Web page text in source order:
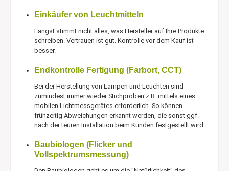
Einkäufer von Leuchtmitteln
Längst stimmt nicht alles, was Hersteller auf Ihre Produkte
schreiben. Vertrauen ist gut. Kontrolle vor dem Kauf ist
besser.
Endkontrolle Fertigung (Farbort, CCT)
Bei der Herstellung von Lampen und Leuchten sind
zumindest immer wieder Stichproben z.B. mittels eines
mobilen Lichtmessgerätes erforderlich. So können
frühzeitig Abweichungen erkannt werden, die sonst ggf.
nach der teuren Installation beim Kunden festgestellt wird.
Baubiologen (Flicker und
Vollspektrumsmessung)